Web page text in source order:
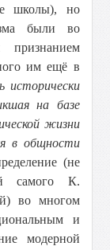
школы), но
были во
им ещё в
исторически
на базе
жизни
в общности
(не
самого К.
во многом
и
модерной